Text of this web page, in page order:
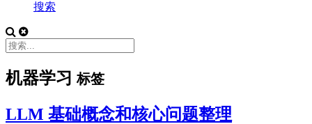
搜索
机器学习标签
LLM 基础概念和核心问题整理